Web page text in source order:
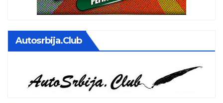
Autosrbija.club